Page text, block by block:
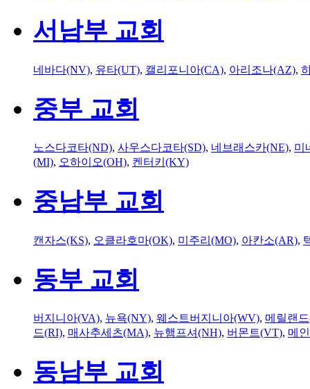
서남부 교회
네바다(NV), 유타(UT), 캘리포니아(CA), 아리조나(AZ),
중부 교회
노스다코타(ND), 사우스다코타(SD), 네브래스카(NE), 미
(MI), 오하이오(OH), 켄터키(KY)
중남부 교회
캔자스(KS), 오클라호마(OK), 미주리(MO), 아칸소(AR),
동부 교회
버지니아(VA), 뉴욕(NY), 웨스트버지니아(WV), 메릴랜
드(RI), 매사추세츠(MA), 뉴햄프셔(NH), 버몬트(VT), 메
동남부 교회